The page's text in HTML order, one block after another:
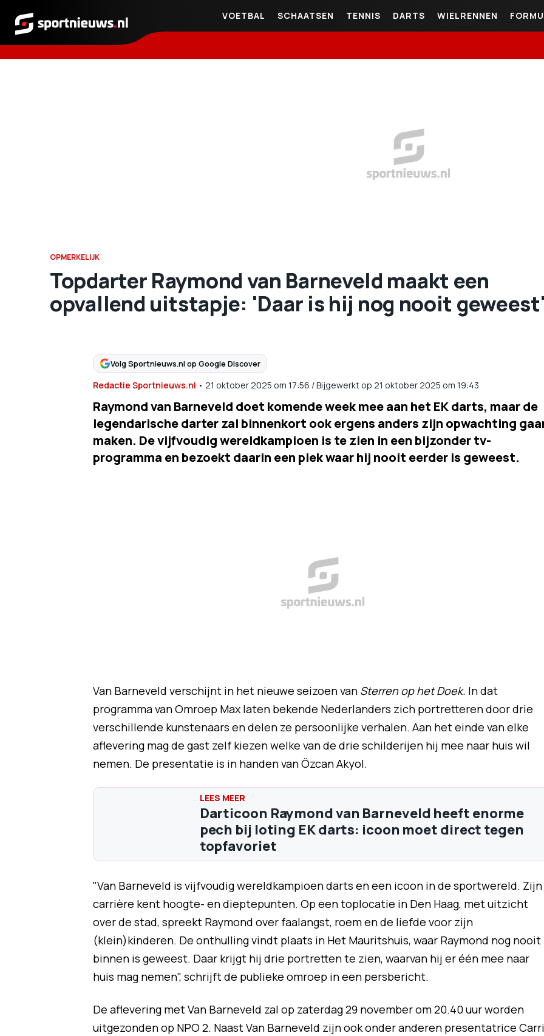
Sportnieuws.nl
VOETBAL SCHAATSEN TENNIS DARTS WIELRENNEN
OPMERKELIJK
Topdarter Raymond van Barneveld maakt een
opvallend uitstapje: 'Daar is hij nog nooit
Volg Sportnieuws.nl op Google Discover
Redactie Sportnieuws.nl • 21 oktober 2025 om 17:56 /Bijgewerkt op 21 oktober 2025 om 19:43
Raymond van Barneveld doet komende week mee aan het EK darts, maar de
legendarische darter zal binnenkort ook ergens anders zijn opwachting
maken. De vijfvoudig wereldkampioen is te zien in een bijzonder tv-
programma en bezoekt daarin een plek waar hij nooit eerder is geweest.
Van Barneveld verschijnt in het nieuwe seizoen van Sterren op het Doek. In dat
programma van Omroep Max laten bekende Nederlanders zich portretteren door drie
verschillende kunstenaars en delen ze persoonlijke verhalen. Aan het einde van elke
aflevering mag de gast zelf kiezen welke van de drie schilderijen hij mee naar huis wil
nemen. De presentatie is in handen van Özcan Akyol.
Darticoon Raymond van Barneveld heeft enorme
pech bij loting EK darts: icoon moet direct tegen
topfavoriet
"Van Barneveld is vijfvoudig wereldkampioen darts en een icoon in de sportwereld. Zijn
carrière kent hoogte- en dieptepunten. Op een toplocatie in Den Haag, met uitzicht
over de stad, spreekt Raymond over faalangst, roem en de liefde voor zijn
(klein)kinderen. De onthulling vindt plaats in Het Mauritshuis, waar Raymond nog nooit
binnen is geweest. Daar krijgt hij drie portretten te zien, waarvan hij er één mee naar
huis mag nemen", schrijft de publieke omroep in een persbericht.
De aflevering met Van Barneveld zal op zaterdag 29 november om 20.40 uur worden
uitgezonden op NPO 2. Naast Van Barneveld zijn ook onder anderen presentatrice